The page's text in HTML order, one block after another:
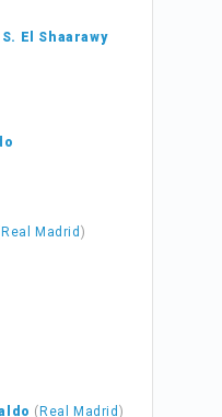
S. El Shaarawy
Real Madrid )
( Real Madrid )